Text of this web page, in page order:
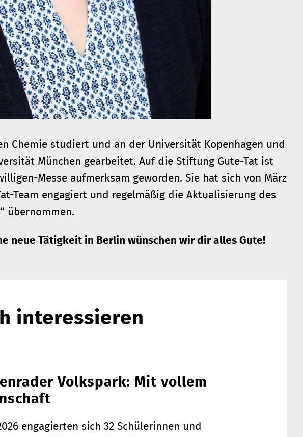
Chemie studiert und an der Universität Kopenhagen und
München gearbeitet. Auf die Stiftung Gute-Tat ist
Messe aufmerksam geworden. Sie hat sich von März
Team engagiert und regelmäßig die Aktualisierung des
übernommen.
neue Tätigkeit in Berlin wünschen wir dir alles Gute!
interessieren
Volkspark: Mit vollem
engagierten sich 32 Schülerinnen und